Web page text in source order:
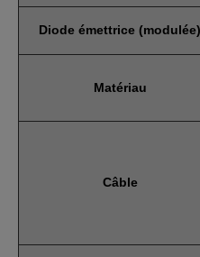
Diode émettrice (modulée)
Matériau
Câble